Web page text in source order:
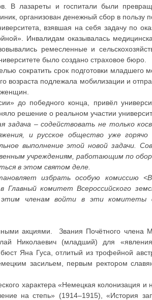
В лазареты и госпитали были
организован денежный сбор в пользу
взявшая на себя задачу по
Инвалидам оказывалась
ремесленные и
было создано страховое бюро.
сократить срок подготовки младшего
возраста подлежала мобилизации и
до победного конца, привёл
решение о реальном участии
задача – содействовать не только
и русское общество уже горячо
выполнение этой новой задачи.
учреждениям, работающим по
в этом святом деле.
избрать особую комиссию
комитет Всероссийского
этим членам войти в эти комитеты
акциями. Звания Почётного члена
Николаевич (младший) для «явления
Яна Гуса, отлитый из трофейной
засильем, первым ректором
характера «Немецкая колонизация и
на степь» (1914–1915), «История